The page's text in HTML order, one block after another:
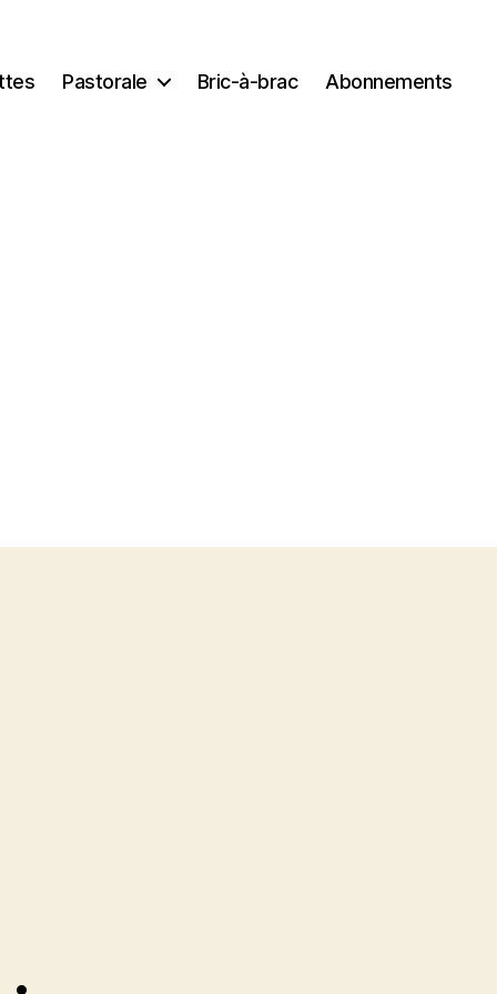
Pastorale Bric-à-brac Abonnements